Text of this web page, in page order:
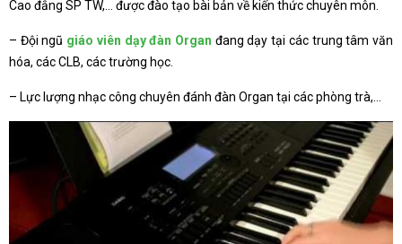
Cao đẳng SP TW,… được đào tạo bài bản về kiến thức chuyên môn.
– Đội ngũ giáo viên dạy đàn Organ đang dạy tại các trung tâm văn
hóa, các CLB, các trường học.
– Lực lượng nhạc công chuyên đánh đàn Organ tại các phòng trà,…